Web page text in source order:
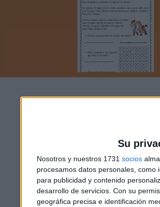
Su
Nosotros y nuestros 1731 socios
procesamos datos personales,
para publicidad y contenido
desarrollo de servicios. Con su
geográfica precisa e identificación